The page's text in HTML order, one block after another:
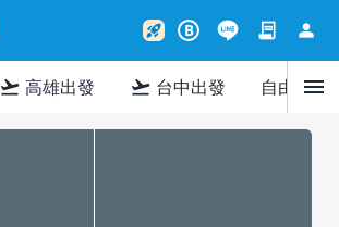
rocket_launch B contract person
flight_takeoff 高雄出發 flight_takeoff 台中出發 自由行menu